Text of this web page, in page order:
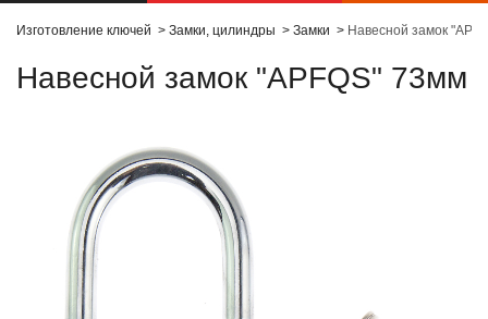
Изготовление ключей Замки, цилиндры Замки Навесной замок
Навесной замок "APFQS" 73мм